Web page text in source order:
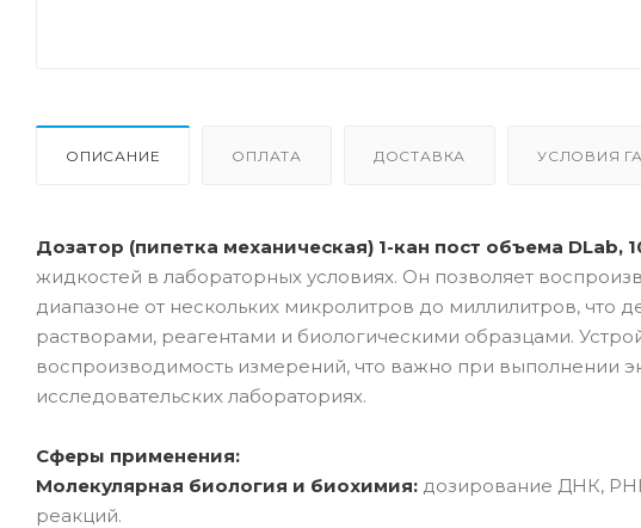
ОПИСАНИЕ ОПЛАТА ДОСТАВКА УСЛОВИЯ
Дозатор (пипетка механическая) 1-кан пост объема DLab,
жидкостей в лабораторных условиях. Он позволяет
диапазоне от нескольких микролитров до миллилитров, что
растворами, реагентами и биологическими образцами.
воспроизводимость измерений, что важно при выполнении
исследовательских лабораториях.
Сферы применения:
Молекулярная биология и биохимия: дозирование ДНК,
реакций.